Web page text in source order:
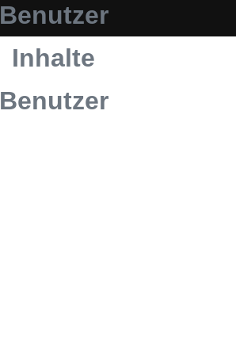
Benutzer
Inhalte
Benutzer